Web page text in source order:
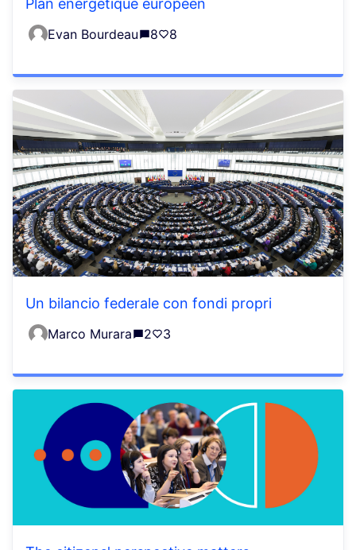
Plan énergétique européen
Evan Bourdeau 8 8
Un bilancio federale con fondi propri
Marco Murara 2 3